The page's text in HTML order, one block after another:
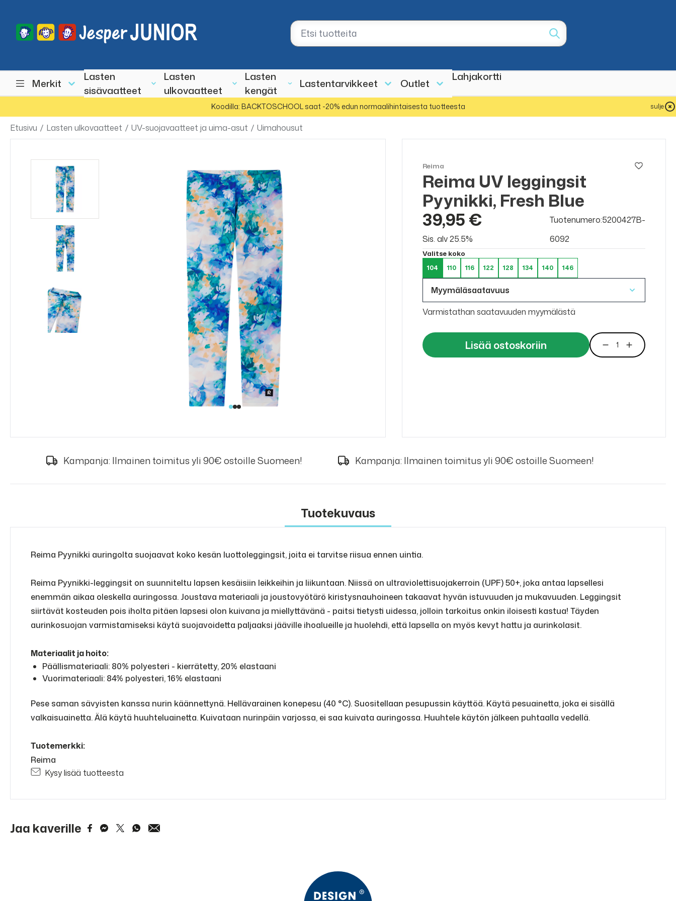
Merkit
Lasten
sisävaatteet
Lasten
ulkovaatteet
Lasten
kengät
Lastentarvikkeet Outlet
Lahjakortti
Koodilla: BACKTOSCHOOL saat -20% edun normaalihintaisesta tuotteesta sulje
Etusivu / Lasten ulkovaatteet / UV-suojavaatteet ja uima-asut / Uimahousut
Reima
Reima UV leggingsit
Pyynikki, Fresh Blue
39,95 €
Sis. alv 25.5%
Tuotenumero:5200427B-
6092
Valitse koko
104 110 116 122 128 134 140 146
Myymäläsaatavuus
Varmistathan saatavuuden myymälästä
Lisää ostoskoriin
Kampanja: Ilmainen toimitus yli 90€ ostoille Suomeen! Kampanja: Ilmainen toimitus yli 90€ ostoille Suomeen!
Tuotekuvaus
Reima Pyynikki auringolta suojaavat koko kesän luottoleggingsit, joita ei tarvitse riisua ennen uintia.
Reima Pyynikki-leggingsit on suunniteltu lapsen kesäisiin leikkeihin ja liikuntaan. Niissä on ultraviolettisuojakerroin (UPF) 50+, joka antaa lapsellesi
enemmän aikaa oleskella auringossa. Joustava materiaali ja joustovyötärö kiristysnauhoineen takaavat hyvän istuvuuden ja mukavuuden. Leggingsit
siirtävät kosteuden pois iholta pitäen lapsesi olon kuivana ja miellyttävänä - paitsi tietysti uidessa, jolloin tarkoitus onkin iloisesti kastua! Täyden
aurinkosuojan varmistamiseksi käytä suojavoidetta paljaaksi jääville ihoalueille ja huolehdi, että lapsella on myös kevyt hattu ja aurinkolasit.
Materiaalit ja hoito:
Päällismateriaali: 80% polyesteri - kierrätetty, 20% elastaani
Vuorimateriaali: 84% polyesteri, 16% elastaani
Pese saman sävyisten kanssa nurin käännettynä. Hellävarainen konepesu (40 °C). Suositellaan pesupussin käyttöä. Käytä pesuainetta, joka ei sisällä
valkaisuainetta. Älä käytä huuhteluainetta. Kuivataan nurinpäin varjossa, ei saa kuivata auringossa. Huuhtele käytön jälkeen puhtaalla vedellä.
Tuotemerkki:
Reima
Kysy lisää tuotteesta
Jaa kaverille